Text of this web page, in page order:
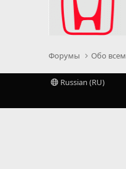
Форумы Обо всем
Russian (RU)